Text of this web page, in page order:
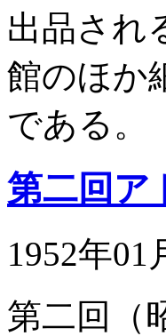
出品され
館のほか
である。
第二回ア
1952年01
第二回（